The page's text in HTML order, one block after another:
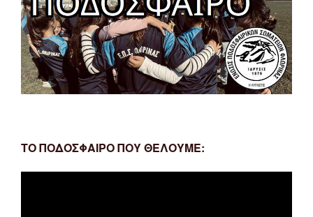
ΤΟ ΠΟΔΟΣΦΑΙΡΟ ΠΟΥ ΘΕΛΟΥΜΕ: